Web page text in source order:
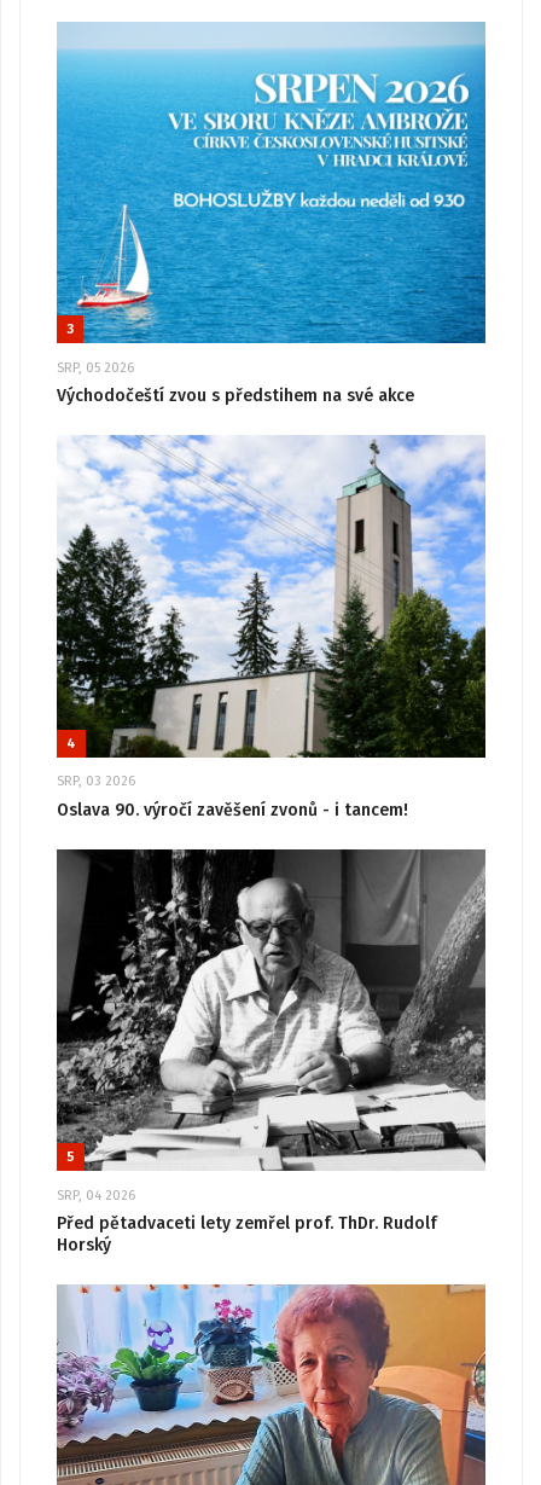
3
SRP, 05 2026
Východočeští zvou s předstihem na své akce
4
SRP, 03 2026
Oslava 90. výročí zavěšení zvonů - i tancem!
5
SRP, 04 2026
Před pětadvaceti lety zemřel prof. ThDr. Rudolf
Horský